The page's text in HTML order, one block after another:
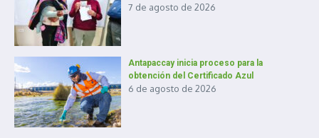
7 de agosto de 2026
Antapaccay inicia proceso para la
obtención del Certificado Azul
6 de agosto de 2026